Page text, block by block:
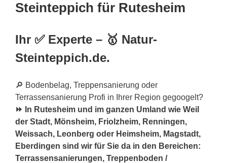
Steinteppich für Rutesheim
Ihr ✅ Experte – 🥇 Natur-
Steinteppich.de.
🔎 Bodenbelag, Treppensanierung oder
Terrassensanierung Profi in Ihrer Region gegoogelt?
⏩ In Rutesheim und im ganzen Umland wie Weil
der Stadt, Mönsheim, Friolzheim, Renningen,
Weissach, Leonberg oder Heimsheim, Magstadt,
Eberdingen sind wir für Sie da in den Bereichen:
Terrassensanierungen, Treppenboden /